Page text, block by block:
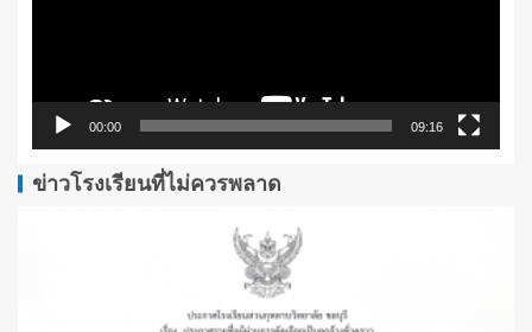
00:00 09:16
ข่าวโรงเรียนที่ไม่ควรพลาด